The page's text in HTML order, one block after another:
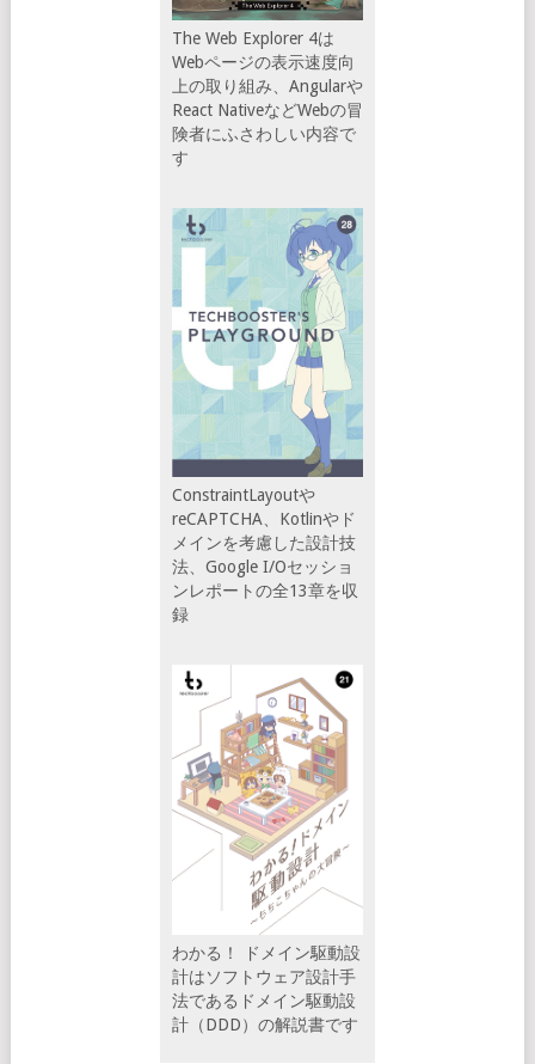
The Web Explorer 4は
Webページの表示速度向
上の取り組み、Angularや
React NativeなどWebの冒
険者にふさわしい内容で
す
ConstraintLayoutや
reCAPTCHA、Kotlinやド
メインを考慮した設計技
法、Google I/Oセッショ
ンレポートの全13章を収
録
わかる！ ドメイン駆動設
計はソフトウェア設計手
法であるドメイン駆動設
計（DDD）の解説書です